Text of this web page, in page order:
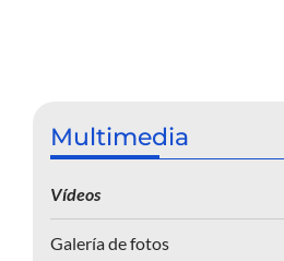
Multimedia
Vídeos
Galería de fotos